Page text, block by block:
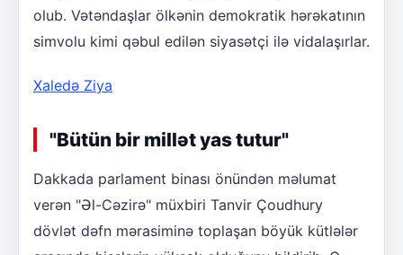
olub. Vətəndaşlar ölkənin demokratik hərəkatının
simvolu kimi qəbul edilən siyasətçi ilə vidalaşırlar.
Xaledə Ziya
"Bütün bir millət yas tutur"
Dakkada parlament binası önündən məlumat
verən "Əl-Cəzirə" müxbiri Tanvir Çoudhury
dövlət dəfn mərasiminə toplaşan böyük kütlələr